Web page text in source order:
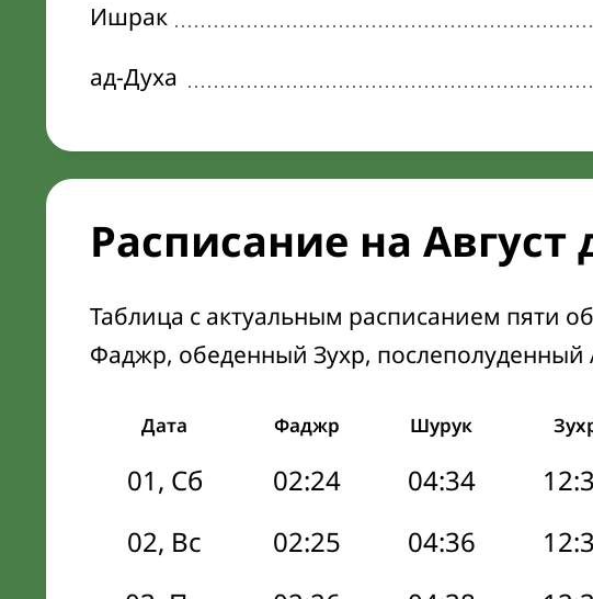
Ишрак
ад-Духа
Расписание на Август
Таблица с актуальным расписанием пяти
Фаджр, обеденный Зухр,
Дата Фаджр Шурук
01, Сб 02:24 04:34
02, Вс
02:25 04:36